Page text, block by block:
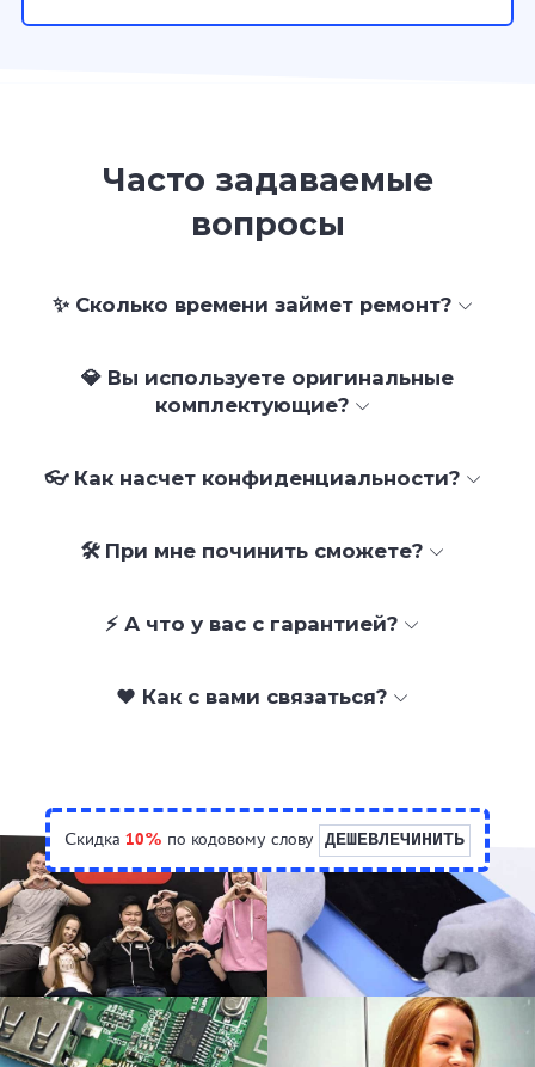
Часто задаваемые
вопросы
✨ Сколько времени займет ремонт?
💎 Вы используете оригинальные
комплектующие?
👓 Как насчет конфиденциальности?
🛠 При мне починить сможете?
⚡ А что у вас с гарантией?
❤️ Как с вами связаться?
Скидка 10% по кодовому слову ДЕШЕВЛЕЧИНИТЬ